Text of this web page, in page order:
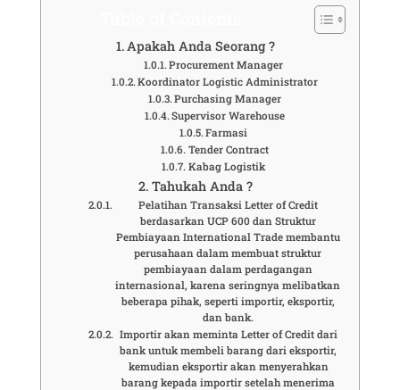
Apakah Anda Seorang ?
Procurement Manager
Koordinator Logistic Administrator
Purchasing Manager
Supervisor Warehouse
Farmasi
Tender Contract
Kabag Logistik
Tahukah Anda ?
Pelatihan Transaksi Letter of Credit
berdasarkan UCP 600 dan Struktur
Pembiayaan International Trade membantu
perusahaan dalam membuat struktur
pembiayaan dalam perdagangan
internasional, karena seringnya melibatkan
beberapa pihak, seperti importir, eksportir,
dan bank.
Importir akan meminta Letter of Credit dari
bank untuk membeli barang dari eksportir,
kemudian eksportir akan menyerahkan
barang kepada importir setelah menerima